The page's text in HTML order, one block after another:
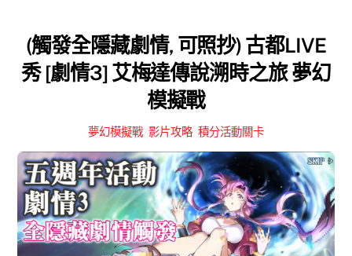
(觸發全隱藏劇情, 可照抄) 古都LIVE
秀 [劇情3] 艾梅達傳說溯時之旅 夢幻
模擬戰
夢幻模擬戰 影片攻略 積分活動關卡